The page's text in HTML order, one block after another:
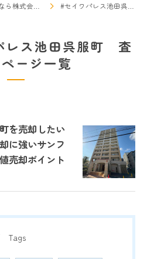
#セイワパレス池田呉服町 査定
レス池田呉服町 査
ージ一覧
を売却したい
に強いサンフ
売却ポイント
Tags